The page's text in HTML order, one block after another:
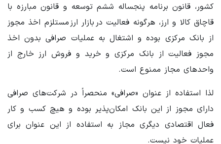
کشور، قانون برنامه پنجساله ششم توسعه و قانون مبارزه با
قاچاق کالا و ارز، هرگونه فعالیت در بازار ارز مستلزم اخذ مجوز
از بانک مرکزی بوده و اشتغال به عملیات صرافی بدون اخذ
مجوز فعالیت از بانک مرکزی و خرید و فروش ارز خارج از
واحدهای مجاز ممنوع است.
لذا استفاده از عنوان «صرافی» منحصراً در شرکت‌های صرافی
دارای مجوز از این بانک امکان‌پذیر بوده و هیچ کسب و کار
فعال اقتصادی دیگری مجاز به استفاده از این عنوان برای
عملیات خود نیست.